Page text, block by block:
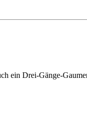
ein Drei-Gänge-